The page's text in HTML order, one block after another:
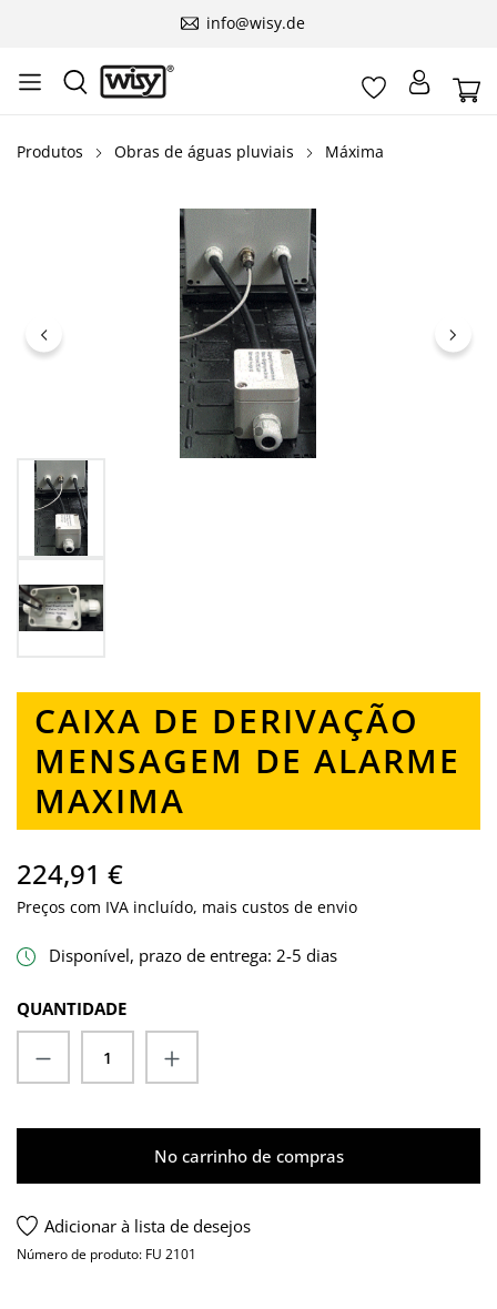
info@wisy.de
Produtos Obras de águas pluviais Máxima
Ignorar galeria de imagens
CAIXA DE DERIVAÇÃO
MENSAGEM DE ALARME
MAXIMA
224,91 €
Preços com IVA incluído, mais custos de envio
Disponível, prazo de entrega: 2-5 dias
QUANTIDADE
Quantidade do Produto: Insira a
No carrinho de compras
Adicionar à lista de desejos
Número de produto: FU 2101